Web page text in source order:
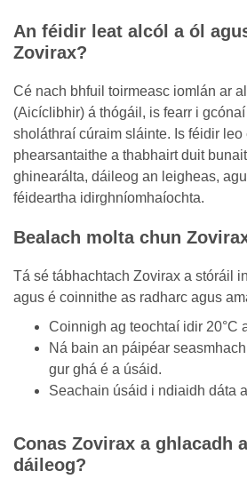
An féidir leat alcól a ól
Zovirax?
Cé nach bhfuil toirmeasc iomlán ar
(Aicíclibhir) á thógáil, is fearr i
sholáthraí cúraim sláinte. Is féidir leo
phearsantaithe a thabhairt duit
ghinearálta, dáileog an leigheas,
féideartha idirghníomhaíochta.
Bealach molta chun
Tá sé tábhachtach Zovirax a stóráil
agus é coinnithe as radharc agus
Coinnigh ag teochtaí idir 20°C
Ná bain an páipéar
gur ghá é a úsáid.
Seachain úsáid i ndiaidh dáta
Conas Zovirax a ghlacadh
dáileog?